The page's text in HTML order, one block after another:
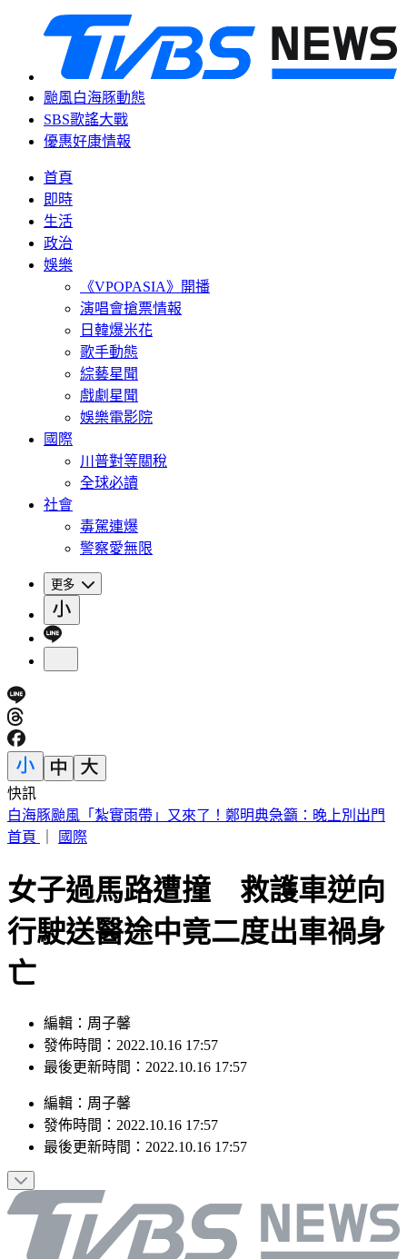
颱風白海豚動態
SBS歌謠大戰
優惠好康情報
首頁
即時
生活
政治
娛樂
《VPOPASIA》開播
演唱會搶票情報
日韓爆米花
歌手動態
綜藝星聞
戲劇星聞
娛樂電影院
國際
川普對等關稅
全球必讀
社會
毒駕連爆
警察愛無限
更多
快訊
別只看台積電！ 外媒點名「2檔AI設備股」快上車
首頁
國際
女子過馬路遭撞 救護車逆向
行駛送醫途中竟二度出車禍身
亡
編輯：周子馨
發佈時間：2022.10.16 17:57
最後更新時間：2022.10.16 17:57
編輯 ： 周子馨
發佈時間： 2022.10.16 17:57
最後更新時間： 2022.10.16 17:57